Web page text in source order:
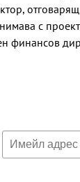
с
финансов